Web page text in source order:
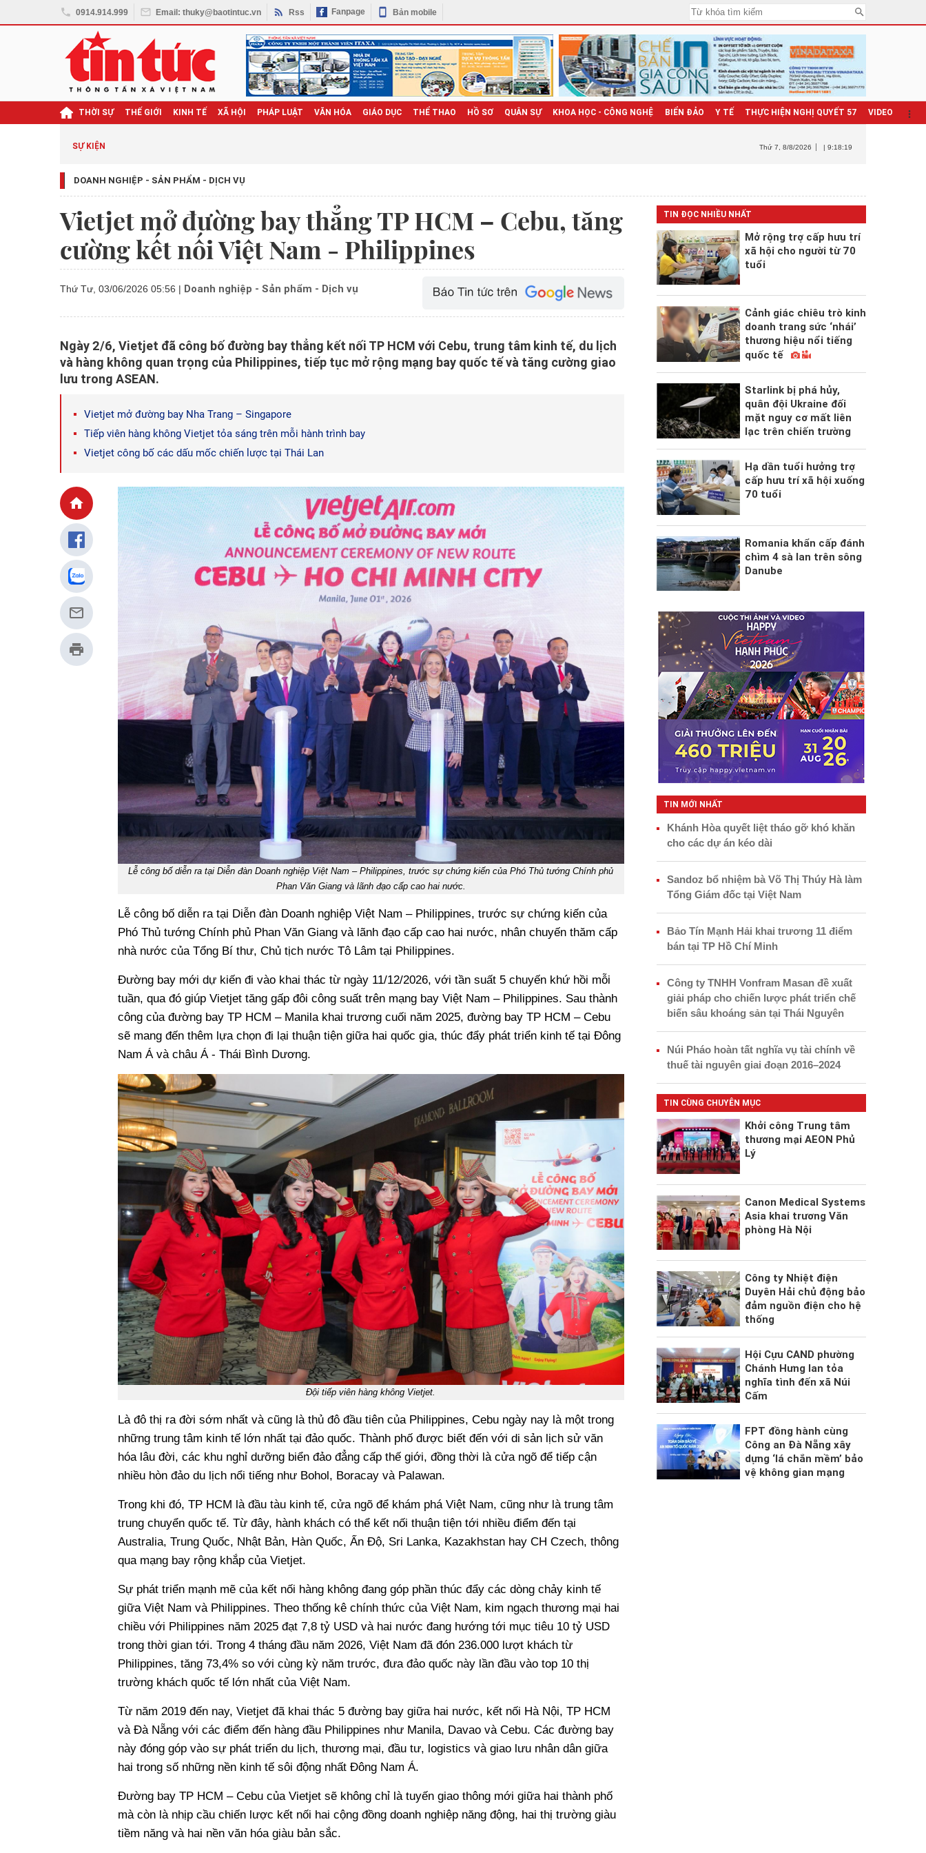
0914.914.999 Email: thuky@baotintuc.vn Rss Fanpage Bản mobile
THỜI SỰ THẾ GIỚI KINH TẾ XÃ HỘI PHÁP LUẬT VĂN HÓA GIÁO DỤC THỂ THAO HỒ SƠ QUÂN SỰ KHOA HỌC - CÔNG NGHỆ BIỂN ĐẢO Y TẾ THỰC HIỆN NGHỊ QUYẾT 57 VIDEO
SỰ KIỆN Thứ 7 , 8/8/2026 | 9:18:21
DOANH NGHIỆP - SẢN PHẨM - DỊCH VỤ
Vietjet mở đường bay thẳng TP HCM – Cebu, tăng
cường kết nối Việt Nam - Philippines
Thứ Tư, 03/06/2026 05:56 | Doanh nghiệp - Sản phẩm - Dịch vụ
Ngày 2/6, Vietjet đã công bố đường bay thẳng kết nối TP HCM với Cebu, trung tâm kinh tế, du lịch
và hàng không quan trọng của Philippines, tiếp tục mở rộng mạng bay quốc tế và tăng cường giao
lưu trong ASEAN.
Vietjet mở đường bay Nha Trang – Singapore
Tiếp viên hàng không Vietjet tỏa sáng trên mỗi hành trình bay
Vietjet công bố các dấu mốc chiến lược tại Thái Lan
Lễ công bố diễn ra tại Diễn đàn Doanh nghiệp Việt Nam – Philippines, trước sự chứng kiến của Phó Thủ tướng Chính phủ
Phan Văn Giang và lãnh đạo cấp cao hai nước.
Lễ công bố diễn ra tại Diễn đàn Doanh nghiệp Việt Nam – Philippines, trước sự chứng kiến của
Phó Thủ tướng Chính phủ Phan Văn Giang và lãnh đạo cấp cao hai nước, nhân chuyến thăm cấp
nhà nước của Tổng Bí thư, Chủ tịch nước Tô Lâm tại Philippines.
Đường bay mới dự kiến đi vào khai thác từ ngày 11/12/2026, với tần suất 5 chuyến khứ hồi mỗi
tuần, qua đó giúp Vietjet tăng gấp đôi công suất trên mạng bay Việt Nam – Philippines. Sau thành
công của đường bay TP HCM – Manila khai trương cuối năm 2025, đường bay TP HCM – Cebu
sẽ mang đến thêm lựa chọn đi lại thuận tiện giữa hai quốc gia, thúc đẩy phát triển kinh tế tại Đông
Nam Á và châu Á - Thái Bình Dương.
Đội tiếp viên hàng không Vietjet.
Là đô thị ra đời sớm nhất và cũng là thủ đô đầu tiên của Philippines, Cebu ngày nay là một trong
những trung tâm kinh tế lớn nhất tại đảo quốc. Thành phố được biết đến với di sản lịch sử văn
hóa lâu đời, các khu nghỉ dưỡng biển đảo đẳng cấp thế giới, đồng thời là cửa ngõ để tiếp cận
nhiều hòn đảo du lịch nổi tiếng như Bohol, Boracay và Palawan.
Trong khi đó, TP HCM là đầu tàu kinh tế, cửa ngõ để khám phá Việt Nam, cũng như là trung tâm
trung chuyển quốc tế. Từ đây, hành khách có thể kết nối thuận tiện tới nhiều điểm đến tại
Australia, Trung Quốc, Nhật Bản, Hàn Quốc, Ấn Độ, Sri Lanka, Kazakhstan hay CH Czech, thông
qua mạng bay rộng khắp của Vietjet.
Sự phát triển mạnh mẽ của kết nối hàng không đang góp phần thúc đẩy các dòng chảy kinh tế
giữa Việt Nam và Philippines. Theo thống kê chính thức của Việt Nam, kim ngạch thương mại hai
chiều với Philippines năm 2025 đạt 7,8 tỷ USD và hai nước đang hướng tới mục tiêu 10 tỷ USD
trong thời gian tới. Trong 4 tháng đầu năm 2026, Việt Nam đã đón 236.000 lượt khách từ
Philippines, tăng 73,4% so với cùng kỳ năm trước, đưa đảo quốc này lần đầu vào top 10 thị
trường khách quốc tế lớn nhất của Việt Nam.
Từ năm 2019 đến nay, Vietjet đã khai thác 5 đường bay giữa hai nước, kết nối Hà Nội, TP HCM
và Đà Nẵng với các điểm đến hàng đầu Philippines như Manila, Davao và Cebu. Các đường bay
này đóng góp vào sự phát triển du lịch, thương mại, đầu tư, logistics và giao lưu nhân dân giữa
hai trong số những nền kinh tế sôi động nhất Đông Nam Á.
Đường bay TP HCM – Cebu của Vietjet sẽ không chỉ là tuyến giao thông mới giữa hai thành phố
mà còn là nhịp cầu chiến lược kết nối hai cộng đồng doanh nghiệp năng động, hai thị trường giàu
tiềm năng và hai nền văn hóa giàu bản sắc.
TIN ĐỌC NHIỀU NHẤT
Mở rộng trợ cấp hưu trí
xã hội cho người từ 70
tuổi
Cảnh giác chiêu trò kinh
doanh trang sức ‘nhái’
thương hiệu nổi tiếng
quốc tế
Starlink bị phá hủy,
quân đội Ukraine đối
mặt nguy cơ mất liên
lạc trên chiến trường
Hạ dần tuổi hưởng trợ
cấp hưu trí xã hội xuống
70 tuổi
Romania khẩn cấp đánh
chìm 4 sà lan trên sông
Danube
TIN MỚI NHẤT
Khánh Hòa quyết liệt tháo gỡ khó khăn
cho các dự án kéo dài
Sandoz bổ nhiệm bà Võ Thị Thúy Hà làm
Tổng Giám đốc tại Việt Nam
Bảo Tín Mạnh Hải khai trương 11 điểm
bán tại TP Hồ Chí Minh
Công ty TNHH Vonfram Masan đề xuất
giải pháp cho chiến lược phát triển chế
biến sâu khoáng sản tại Thái Nguyên
Núi Pháo hoàn tất nghĩa vụ tài chính về
thuế tài nguyên giai đoạn 2016–2024
TIN CÙNG CHUYÊN MỤC
Khởi công Trung tâm
thương mại AEON Phủ
Lý
Canon Medical Systems
Asia khai trương Văn
phòng Hà Nội
Công ty Nhiệt điện
Duyên Hải chủ động bảo
đảm nguồn điện cho hệ
thống
Hội Cựu CAND phường
Chánh Hưng lan tỏa
nghĩa tình đến xã Núi
Cấm
FPT đồng hành cùng
Công an Đà Nẵng xây
dựng ‘lá chắn mềm’ bảo
vệ không gian mạng